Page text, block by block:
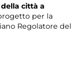
città a
per la
Regolatore del